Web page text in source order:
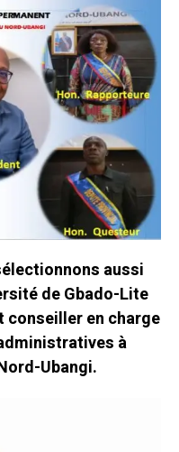
aussi
de Gbado-Lite
conseiller en charge
à
Ubangi.